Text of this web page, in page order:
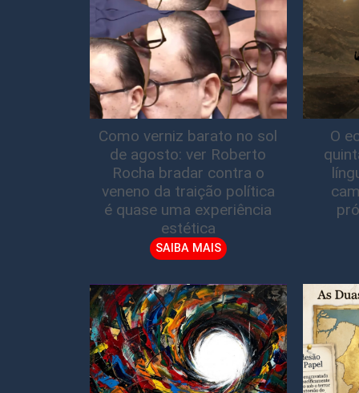
Como verniz barato no sol
de agosto: ver Roberto
Rocha bradar contra o
veneno da traição política
é quase uma experiência
estética
SAIBA MAIS
O